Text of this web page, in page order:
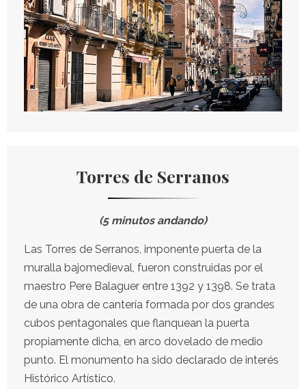
Torres de Serranos
(5 minutos andando)
Las Torres de Serranos, imponente puerta de la
muralla bajomedieval, fueron construidas por el
maestro Pere Balaguer entre 1392 y 1398. Se trata
de una obra de cantería formada por dos grandes
cubos pentagonales que flanquean la puerta
propiamente dicha, en arco dovelado de medio
punto. El monumento ha sido declarado de interés
Histórico Artístico.